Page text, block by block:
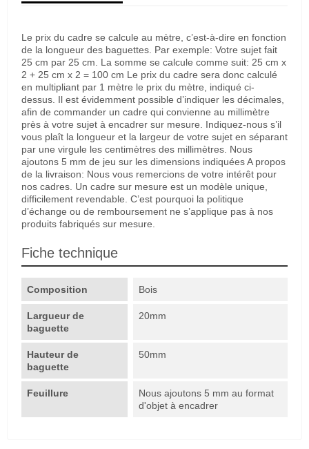
Le prix du cadre se calcule au mètre, c’est-à-dire en fonction
de la longueur des baguettes. Par exemple: Votre sujet fait
25 cm par 25 cm. La somme se calcule comme suit: 25 cm x
2 + 25 cm x 2 = 100 cm Le prix du cadre sera donc calculé
en multipliant par 1 mètre le prix du mètre, indiqué ci-
dessus. Il est évidemment possible d’indiquer les décimales,
afin de commander un cadre qui convienne au millimètre
près à votre sujet à encadrer sur mesure. Indiquez-nous s’il
vous plaît la longueur et la largeur de votre sujet en séparant
par une virgule les centimètres des millimètres. Nous
ajoutons 5 mm de jeu sur les dimensions indiquées A propos
de la livraison: Nous vous remercions de votre intérêt pour
nos cadres. Un cadre sur mesure est un modèle unique,
difficilement revendable. C’est pourquoi la politique
d’échange ou de remboursement ne s’applique pas à nos
produits fabriqués sur mesure.
Fiche technique
Composition Bois
Largueur de
baguette
20mm
Hauteur de
baguette
50mm
Feuillure
Nous ajoutons 5 mm au format
d'objet à encadrer